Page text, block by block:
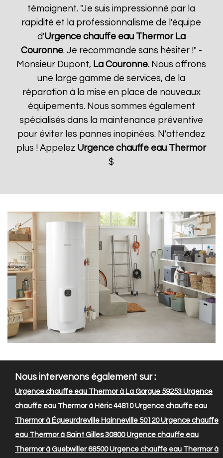
témoignent. "Je suis impressionné par la
rapidité et la professionnalisme de l'équipe
d'Urgence chauffe eau Thermor La
Couronne. Je recommande sans hésiter !" -
Monsieur Dupont, La Couronne. Nous offrons
une large gamme de services, de la
réparation à la mise en place de nouveaux
équipements. Nous sommes également
spécialisés dans la maintenance préventive
pour éviter les pannes inopinées. N'attendez
plus ! Appelez Urgence chauffe eau Thermor
$
Nous intervenons également sur :
Urgence chauffe eau Thermor à La Gorgue 59253 Urgence
chauffe eau Thermor à Héric 44810Urgence chauffe eau
Thermor à Équeurdreville Hainneville 50120Urgence chauffe
eau Thermor à Saint Gilles 30800Urgence chauffe eau
Thermor à Guebwiller 68500Urgence chauffe eau Thermor à